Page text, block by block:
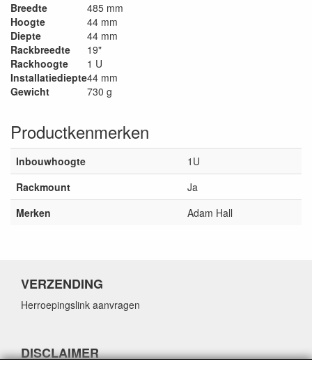
Breedte
485 mm
Hoogte
44 mm
Diepte
44 mm
Rackbreedte
19"
Rackhoogte
1 U
Installatiediepte44 mm
Gewicht
730 g
Productkenmerken
Inbouwhoogte
1U
Rackmount
Ja
Merken
Adam Hall
VERZENDING
Herroepingslink aanvragen
DISCLAIMER